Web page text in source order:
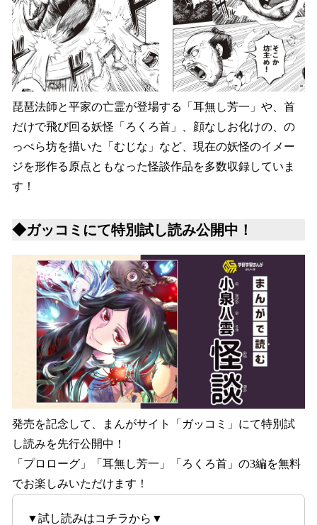
琵琶法師と平家の亡霊が登場する「耳無し芳一」や、首
だけで飛び回る妖怪「ろくろ首」、顔なしお化けの、の
っぺら坊を描いた「むじな」など、現在の妖怪のイメー
ジを形作る原点ともなった怪談作品を多数収録していま
す！
◆ガッコミにて特別試し読み公開中！
発売を記念して、まんがサイト「ガッコミ」にて特別試
し読みを先行公開中！
「プロローグ」「耳無し芳一」「ろくろ首」の3編を無料
でお楽しみいただけます！
▼試し読みはコチラから▼